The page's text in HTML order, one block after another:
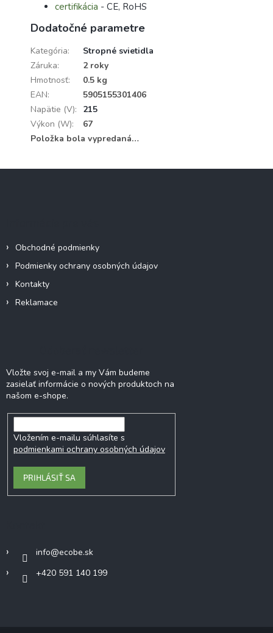
certifikácia - CE, RoHS
Dodatočné parametre
Kategória:
Stropné svietidla
Záruka:
2 roky
Hmotnosť:
0.5 kg
EAN:
5905155301406
Napätie (V):
215
Výkon (W):
67
Položka bola vypredaná…
Obchodné podmienky
Podmienky ochrany osobných údajov
Kontakty
Reklamace
Vložte svoj e-mail a my Vám budeme
zasielať informácie o nových produktoch na
našom e-shope.
Vložením e-mailu súhlasíte s
podmienkami ochrany osobných údajov
PRIHLÁSIŤ SA
info@ecobe.sk
+420 591 140 199